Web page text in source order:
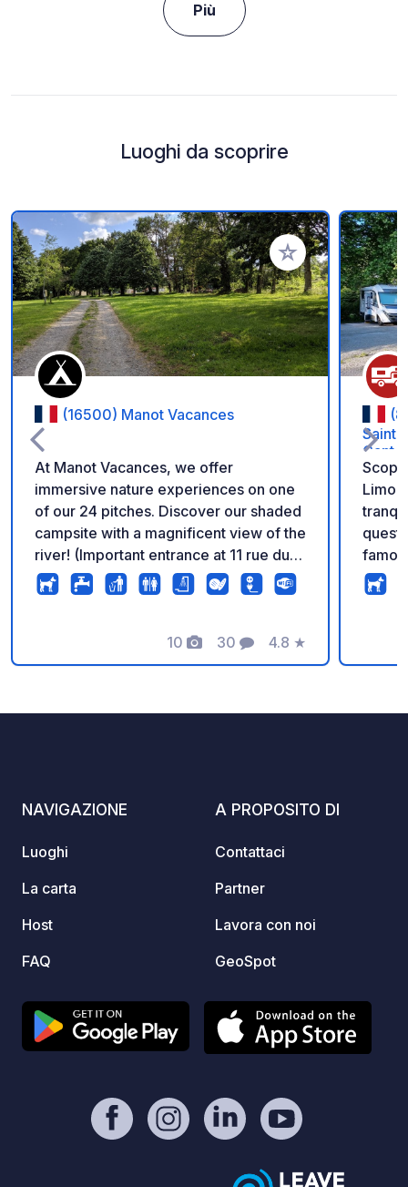
Più
Luoghi da scoprire
Aggiungi ai tuoi
(16500) Manot Vacances
At Manot Vacances, we offer
immersive nature experiences on one
of our 24 pitches. Discover our shaded
campsite with a magnificent view of the
river! (Important entrance at 11 rue du
village de vacances)
10
Foto
30
Commenti
4.8
Valutazione
★
Saint-
Gant
ogni
NAVIGAZIONE
Luoghi
La carta
Host
FAQ
A PROPOSITO DI
Contattaci
Partner
Lavora con noi
GeoSpot